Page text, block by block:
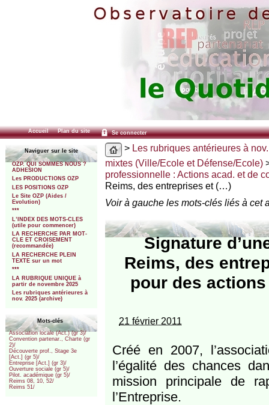
Accueil Plan du site Se connecter
Naviguer sur le site
OZP. QUI SOMMES NOUS ?
ADHESION
Les PRODUCTIONS OZP
LES POSITIONS OZP
Le Site OZP (Aides /
Evolution)
***
L’INDEX DES MOTS-CLES
(utile pour commencer)
LA RECHERCHE PAR MOT-
CLE ET CROISEMENT
(recommandée)
LA RECHERCHE PLEIN
TEXTE sur un mot
***
LA RUBRIQUE UNIQUE à
partir de novembre 2025
Les rubriques antérieures à
nov. 2025 (archive)
Mots-clés
Association locale (Act.) (gr 3)/
Convention partenar., Charte (gr
2)/
Découverte prof., Stage 3e
[Act.] (gr 5)/
Entreprise [Act.] (gr 3)/
Ouverture sociale (gr 5)/
Pilot. académique (gr 5)/
Reims 08, 10, 52/
Reims 51/
> Les rubriques antérieures à
mixtes (Ville/Ecole et Défense/Ecole)
professionnelle : Actions acad. et de
Reims, des entreprises et (…)
Voir à gauche les mots-clés liés à cet
Signature
Reims, des
pour des
21 février 2011
Créé en 2007,
l’égalité des chances
mission principale de
l’Entreprise.